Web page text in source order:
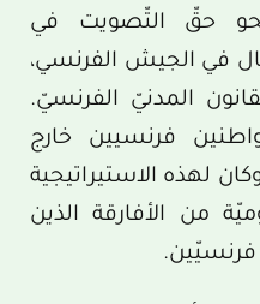
حقّ التّصويت في
في الجيش الفرنسي،
المدنيّ الفرنسيّ.
فرنسيين خارج
لهذه الاستيراتيجية
من الأفارقة الذين
فرنسيّين.